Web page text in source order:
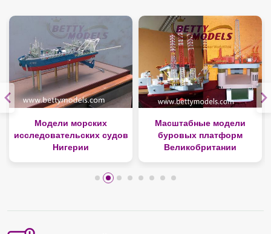
Модели морских
исследовательских судов
Нигерии
Масштабные модели
буровых платформ
Великобритании